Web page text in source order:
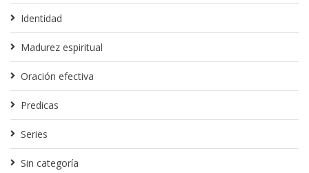
Identidad
Madurez espiritual
Oración efectiva
Predicas
Series
Sin categoría